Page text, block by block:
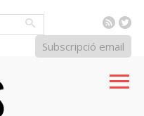
RSS
Subscripció email